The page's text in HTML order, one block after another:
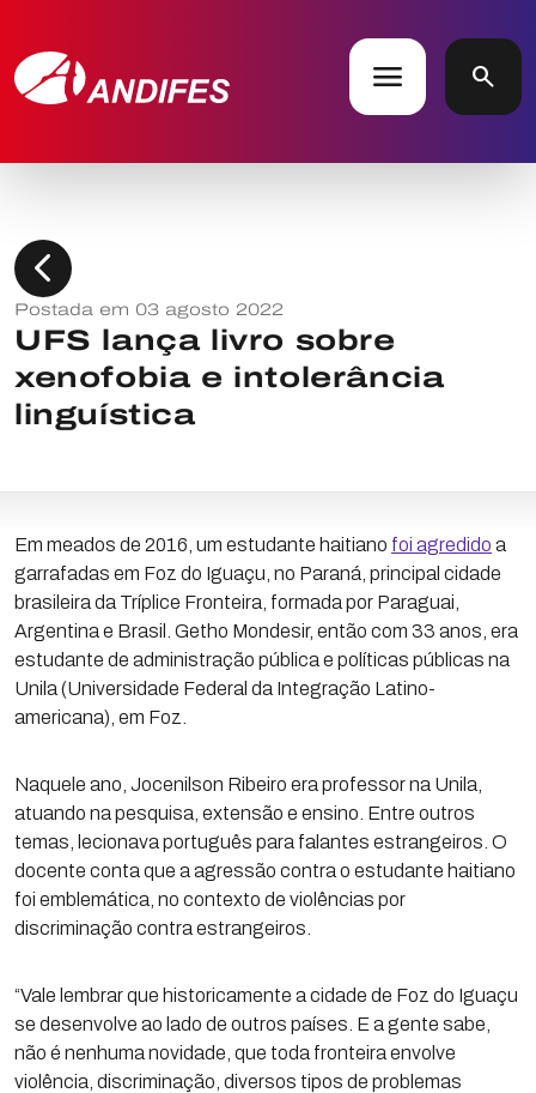
menu search
chevron_left
Postada em 03 agosto 2022
UFS lança livro sobre
xenofobia e intolerância
linguística
Em meados de 2016, um estudante haitiano foi agredido a
garrafadas em Foz do Iguaçu, no Paraná, principal cidade
brasileira da Tríplice Fronteira, formada por Paraguai,
Argentina e Brasil. Getho Mondesir, então com 33 anos, era
estudante de administração pública e políticas públicas na
Unila (Universidade Federal da Integração Latino-
americana), em Foz.
Naquele ano, Jocenilson Ribeiro era professor na Unila,
atuando na pesquisa, extensão e ensino. Entre outros
temas, lecionava português para falantes estrangeiros. O
docente conta que a agressão contra o estudante haitiano
foi emblemática, no contexto de violências por
discriminação contra estrangeiros.
“Vale lembrar que historicamente a cidade de Foz do Iguaçu
se desenvolve ao lado de outros países. E a gente sabe,
não é nenhuma novidade, que toda fronteira envolve
violência, discriminação, diversos tipos de problemas